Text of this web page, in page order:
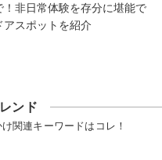
！非日常体験を存分に堪能で
アスポットを紹介
ンド
関連キーワードはコレ！